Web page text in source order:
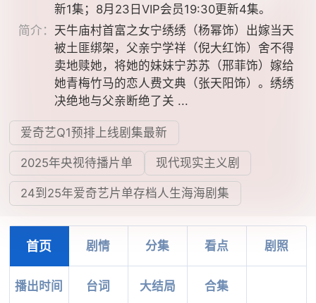
新1集；8月23日VIP会员19:30更新4集。
简介： 天牛庙村首富之女宁绣绣（杨幂饰）出嫁当天
被土匪绑架，父亲宁学祥（倪大红饰）舍不得
卖地赎她，将她的妹妹宁苏苏（邢菲饰）嫁给
她青梅竹马的恋人费文典（张天阳饰）。绣绣
决绝地与父亲断绝了关 ...
爱奇艺Q1预排上线剧集最新
2025年央视待播片单 现代现实主义剧
24到25年爱奇艺片单存档人生海海剧集
首页 剧情 分集 看点 剧照
播出时间 台词 大结局 合集